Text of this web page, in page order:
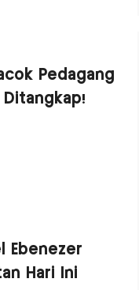
Pedagang
Ebenezer
Hari Ini